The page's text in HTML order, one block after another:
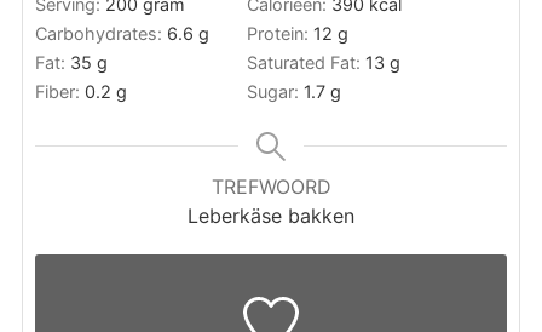
Serving: 200 gram Calorieën: 390 kcal
Carbohydrates: 6.6 g Protein: 12 g
Fat: 35 g Saturated Fat: 13 g
Fiber: 0.2 g Sugar: 1.7 g
TREFWOORD
Leberkäse bakken